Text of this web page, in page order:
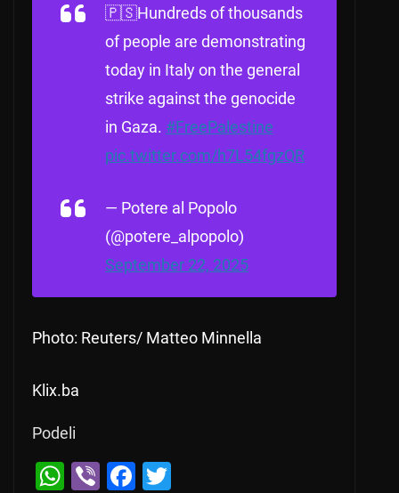
🇵🇸Hundreds of thousands
of people are demonstrating
today in Italy on the general
strike against the genocide
in Gaza. #FreePalestine
pic.twitter.com/h7L54fgzQR
— Potere al Popolo
(@potere_alpopolo)
September 22, 2025
Photo: Reuters/ Matteo Minnella
Klix.ba
Podeli
W Vi F